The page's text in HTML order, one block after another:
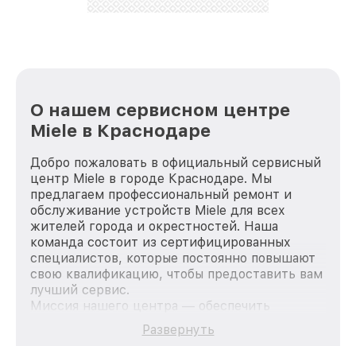
О нашем сервисном центре
Miele в Краснодаре
Добро пожаловать в официальный сервисный
центр Miele в городе Краснодаре. Мы
предлагаем профессиональный ремонт и
обслуживание устройств Miele для всех
жителей города и окрестностей. Наша
команда состоит из сертифицированных
специалистов, которые постоянно повышают
свою квалификацию, чтобы предоставить вам
лучший сервис.
Миссия нашего центра — обеспечить
качественный и доступный ремонт для
каждого пользователя продукции Miele, вне
Развернуть